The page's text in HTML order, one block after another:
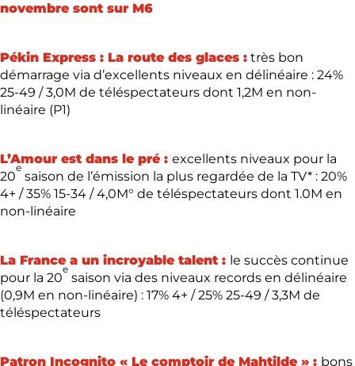
novembre sont sur M6
Pékin Express : La route des glaces : très bon
démarrage via d’excellents niveaux en délinéaire : 24%
25-49 / 3,0M de téléspectateurs dont 1,2M en non-
linéaire (P1)
L’Amour est dans le pré : excellents niveaux pour la
20
e
saison de l’émission la plus regardée de la TV* : 20%
4+ / 35% 15-34 / 4,0M° de téléspectateurs dont 1.0M en
non-linéaire
La France a un incroyable talent : le succès continue
pour la 20
e
saison via des niveaux records en délinéaire
(0,9M en non-linéaire) : 17% 4+ / 25% 25-49 / 3,3M de
téléspectateurs
Patron Incognito « Le comptoir de Mahtilde » : bons